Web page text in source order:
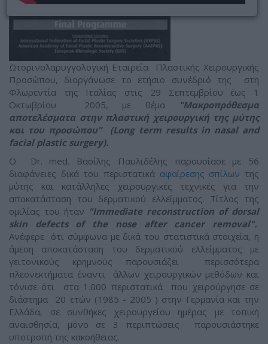
Ωτορινολαρυγγολογική Εταιρεία Πλαστικής Χειρουργικής
Προσώπου, διοργάνωσε το ετήσιο συνέδριό της στη
Φλωρεντία της Ιταλίας στις 29 Σεπτεμβρίου έως 1
Οκτωβρίου 2005, με θέμα
"Μακροπρόθεσμα
αποτελέσματα στην πλαστική χειρουργική της μύτης
και του προσώπου" (Long term results in nasal and
facial plastic surgery).
Ο Dr. med. Bασίλης Παυλιδέλης παρουσίασε με 56
διαφάνειες δικά του περιστατικά αφαίρεσης σπίλων της
μύτης και κατάλληλες χειρουργικές τεχνικές για την
αποκατάσταση του δερματικού ελλείμματος. Τίτλος της
ομιλίας του ήταν "Immediate reconstruction of dorsal
skin defects of the nose after cancer removal".
Ανέφερε ότι σύμφωνα με δικά του στατιστικά στοιχεία, η
άμεση αποκατάσταση του δερματικού ελλείμματος με
γειτονικούς κρημνούς παρουσιάζει περισσότερα
πλεονεκτήματα έναντι άλλων χειρουργικών μεθόδων και
τόνισε ότι στα 1.000 περιστατικά που χειρούργησε σε
διάστημα 20 ετών (1985 - 2005 ) στην Γερμανία και την
Ελλάδα, σε συνθήκες χειρουργείου ημέρας με τοπική
αναισθησία, μόνο σε 3 περιπτώσεις παρουσιάστηκε
υποτροπή της κακοήθειας.